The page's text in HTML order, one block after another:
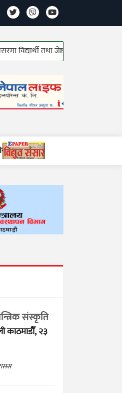
तथा जेष्ठ कम्युनिष्ट योद्धाहरु सम्मानित!
संस्कृति
काठमाडौँ, २३